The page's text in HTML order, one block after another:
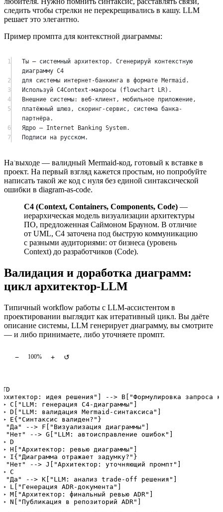
следить чтобы стрелки не перекрещивались в кашу. LLM
решает это элегантно.
Пример промпта для контекстной диаграммы:
1
Ты — системный архитектор. Сгенерируй контекстную
диаграмму C4
2
для системы интернет-банкинга в формате Mermaid.
3
Используй C4Context-макросы (flowchart LR).
4
Внешние системы: веб-клиент, мобильное приложение,
5
платёжный шлюз, скоринг-сервис, система банка-
партнёра.
6
Ядро — Internet Banking System.
7
Подписи на русском.
На выходе — валидный Mermaid-код, готовый к вставке в
проект. На первый взгляд кажется простым, но попробуйте
написать такой же код с нуля без единой синтаксической
ошибки в diagram-as-code.
C4 (Context, Containers, Components, Code) —
иерархическая модель визуализации архитектуры
ПО, предложенная Саймоном Брауном. В отличие
от UML, C4 заточена под быструю коммуникацию
с разными аудиториями: от бизнеса (уровень
Context) до разработчиков (Code).
Валидация и доработка диаграмм:
цикл архитектор-LLM
Типичный workflow работы с LLM-ассистентом в
проектировании выглядит как итеративный цикл. Вы даёте
описание системы, LLM генерирует диаграмму, вы смотрите
— и либо принимаете, либо уточняете промпт.
− 100% + ↺
идея решения"] --> B["Формулировка запроса к
> C["LLM: генерация C4-диаграммы"]
> D["LLM: валидация Mermaid-синтаксиса"]
> E{"Синтаксис валиден?"}
"Да" --> F["Визуализация диаграммы"]
"Нет" --> G["LLM: автоисправление ошибок"]
> D
> H["Архитектор: ревью диаграммы"]
> I{"Диаграмма отражает задумку?"}
"Нет" --> J["Архитектор: уточняющий промпт"]
> C
"Да" --> K["LLM: анализ trade-off решения"]
> L["Генерация ADR-документа"]
> M["Архитектор: финальный ревью ADR"]
> N["Публикация в репозиторий ADR"]